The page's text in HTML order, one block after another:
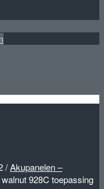
/Akupanelen –
928C toepassing